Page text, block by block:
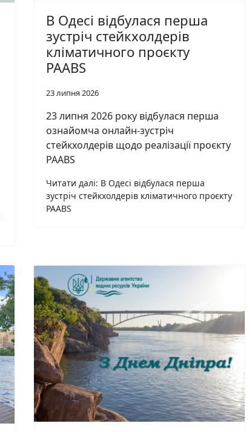
В Одесі відбулася перша
зустріч стейкхолдерів
кліматичного проєкту
PAABS
23 липня 2026
23 липня 2026 року відбулася перша
ознайомча онлайн-зустріч
стейкхолдерів щодо реалізації проєкту
PAABS
Читати далі: В Одесі відбулася перша
зустріч стейкхолдерів кліматичного проєкту
PAABS